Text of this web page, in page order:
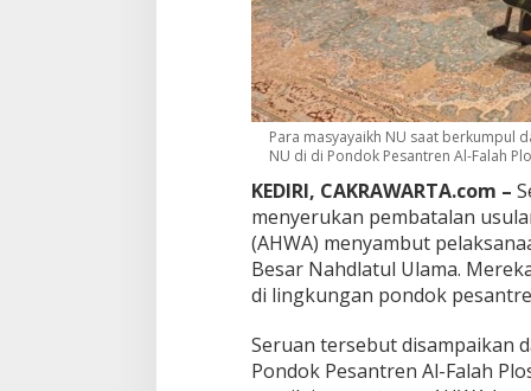
M
i
n
t
a
M
u
k
a
m
a
r
D
i
e
l
Para masyayaikh NU saat berkumpul
NU di di Pondok Pesantren Al-Falah
KEDIRI, CAKRAWARTA.com –
menyerukan pembatalan
(AHWA) menyambut
Besar Nahdlatul Ulama.
di lingkungan pondok
Seruan tersebut disampaikan
Pondok Pesantren Al-Falah